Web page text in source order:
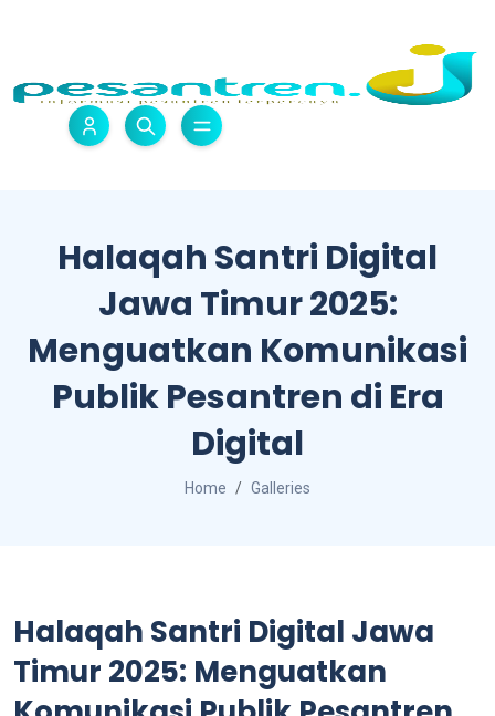
Halaqah Santri Digital
Jawa Timur 2025:
Menguatkan Komunikasi
Publik Pesantren di Era
Digital
Home Galleries
Halaqah Santri Digital Jawa
Timur 2025: Menguatkan